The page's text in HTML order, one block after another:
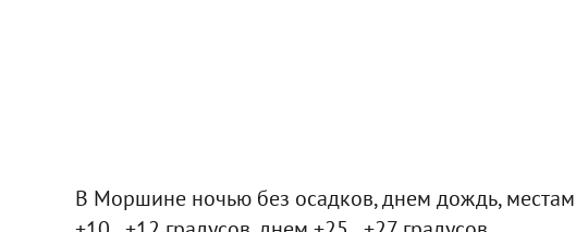
В Моршине ночью без осадков, днем дождь,